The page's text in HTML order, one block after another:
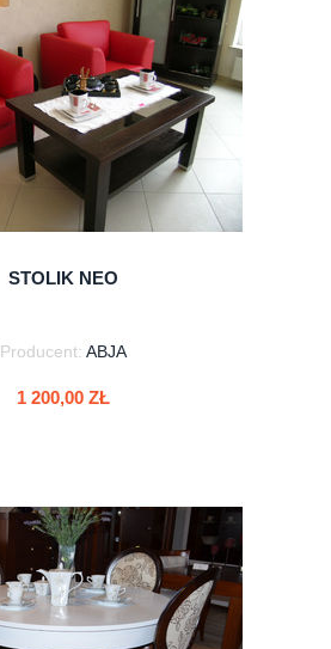
STOLIK NEO
Producent: ABJA
1 200,00 ZŁ
do koszyka